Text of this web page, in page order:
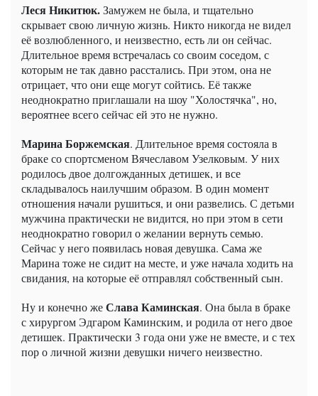
Леся Никитюк.Замужем не была, и тщательно
скрывает свою личную жизнь. Никто никогда не видел
её возлюбленного, и неизвестно, есть ли он сейчас.
Длительное время встречалась со своим соседом, с
которым не так давно расстались. При этом, она не
отрицает, что они еще могут сойтись. Её также
неоднократно приглашали на шоу "Холостячка", но,
вероятнее всего сейчас ей это не нужно.
Марина Боржемская. Длительное время состояла в
браке со спортсменом Вячеславом Узелковым. У них
родилось двое долгожданных детишек, и все
складывалось наилучшим образом. В один момент
отношения начали рушиться, и они развелись. С детьми
мужчина практически не видится, но при этом в сети
неоднократно говорил о желании вернуть семью.
Сейчас у него появилась новая девушка. Сама же
Марина тоже не сидит на месте, и уже начала ходить на
свидания, на которые её отправлял собственный сын.
Ну и конечно жеСлава Каминская. Она была в браке
с хирургом Эдгаром Каминским, и родила от него двое
детишек. Практически 3 года они уже не вместе, и с тех
пор о личной жизни девушки ничего неизвестно.